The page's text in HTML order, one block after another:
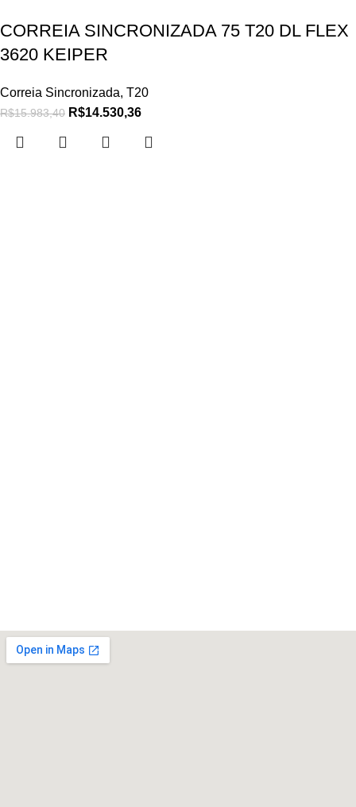
CORREIA SINCRONIZADA 75 T20 DL FLEX
3620 KEIPER
Correia Sincronizada, T20
R$15.983,40 R$14.530,36